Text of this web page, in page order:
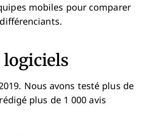
mobiles pour comparer
logiciels
Nous avons testé plus de
plus de 1 000 avis